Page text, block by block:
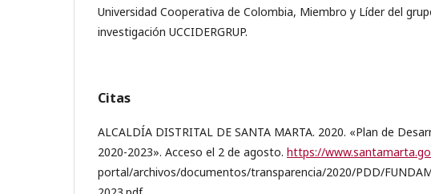
Universidad Cooperativa de Colombia, Miembro y Líder del
investigación UCCIDERGRUP.
Citas
ALCALDÍA DISTRITAL DE SANTA MARTA. 2020. «Plan de
2020-2023». Acceso el 2 de agosto. https://
portal/archivos/documentos/transparencia/2020/PDD/